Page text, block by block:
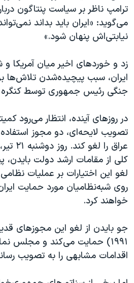
ترامپ ناظر بر سیاست پنتاگون
می‌گوید: «ایران باید بداند
نیابتی‌اش پنهان شود.»
زد و خوردهای اخیر میان آمریکا و
ایران، سبب پیچیده‌شدن تلاش‌ها
جنگی رئیس جمهوری توسط
در روزهای آینده، انتظار می‌رود
تصویب لایحه‌ای، دو مجوز
عراق
کلی از مقامات ارشد دولت بایدن،
لغو این اختیارات بر عملیات
روی شبه‌نظامیان مورد حمایت
خواهند کرد.
۱۹۹۱) حمایت می‌کند و مجلس
اقدامات مشابهی را به تصویب